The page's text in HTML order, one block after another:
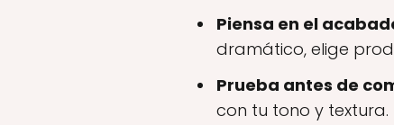
Piensa en el
dramático, elige
Prueba antes de
con tu tono y textura.